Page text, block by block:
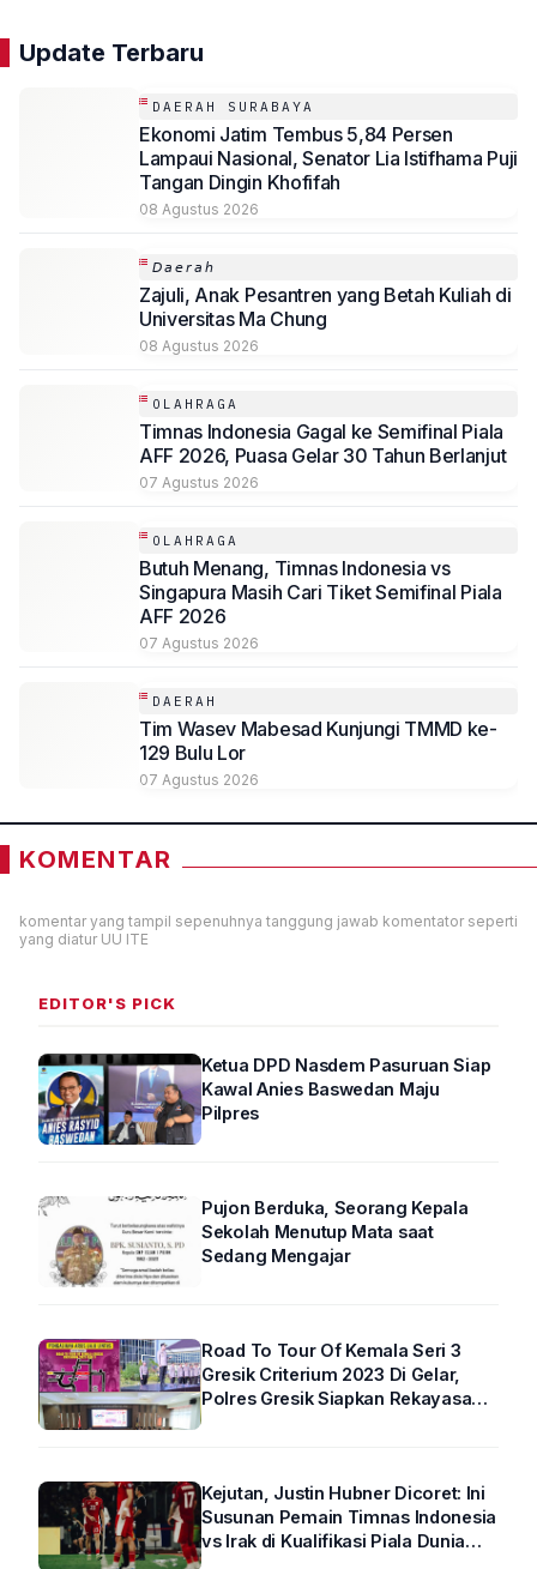
Update Terbaru
DAERAH SURABAYA
Ekonomi Jatim Tembus 5,84 Persen
Lampaui Nasional, Senator Lia Istifhama Puji
Tangan Dingin Khofifah
08 Agustus 2026
𝘋𝘢𝘦𝘳𝘢𝘩
Zajuli, Anak Pesantren yang Betah Kuliah di
Universitas Ma Chung
08 Agustus 2026
OLAHRAGA
Timnas Indonesia Gagal ke Semifinal Piala
AFF 2026, Puasa Gelar 30 Tahun Berlanjut
07 Agustus 2026
OLAHRAGA
Butuh Menang, Timnas Indonesia vs
Singapura Masih Cari Tiket Semifinal Piala
AFF 2026
07 Agustus 2026
DAERAH
Tim Wasev Mabesad Kunjungi TMMD ke-
129 Bulu Lor
07 Agustus 2026
KOMENTAR
komentar yang tampil sepenuhnya tanggung jawab komentator seperti
yang diatur UU ITE
EDITOR'S PICK
Ketua DPD Nasdem Pasuruan Siap
Kawal Anies Baswedan Maju
Pilpres
Pujon Berduka, Seorang Kepala
Sekolah Menutup Mata saat
Sedang Mengajar
Road To Tour Of Kemala Seri 3
Gresik Criterium 2023 Di Gelar,
Polres Gresik Siapkan Rekayasa
Kejutan, Justin Hubner Dicoret: Ini
Susunan Pemain Timnas Indonesia
vs Irak di Kualifikasi Piala Dunia